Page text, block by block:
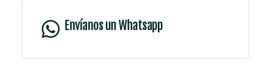
Envíanos un Whatsapp